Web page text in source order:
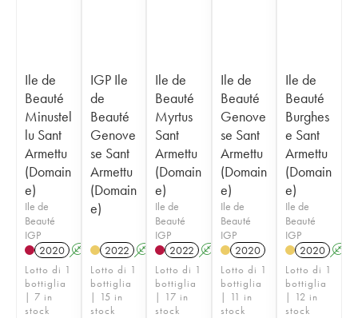
Ile de
Beauté
Minustel
lu Sant
Armettu
(Domain
e)
Ile de
Beauté
IGP
2020 A
Lotto di 1
bottiglia
| 7 in
stock
IGP Ile
de
Beauté
Genove
se Sant
Armettu
(Domain
e)
2022 A
Lotto di 1
bottiglia
| 15 in
stock
Ile de
Beauté
Myrtus
Sant
Armettu
(Domain
e)
Ile de
Beauté
IGP
2022 A
Lotto di 1
bottiglia
| 17 in
stock
Ile de
Beauté
Genove
se Sant
Armettu
(Domain
e)
Ile de
Beauté
IGP
2020
Lotto di 1
bottiglia
| 11 in
stock
Ile de
Beauté
Burghes
e Sant
Armettu
(Domain
e)
Ile de
Beauté
IGP
2020 A
Lotto di 1
bottiglia
| 12 in
stock